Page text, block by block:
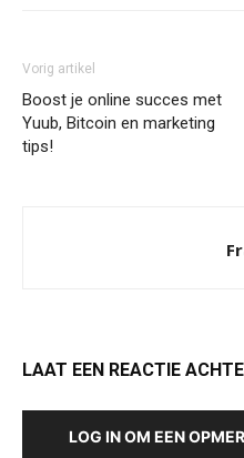
Vorig artikel
Boost je online succes met
Yuub, Bitcoin en marketing
tips!
LAAT EEN REACTIE
LOG IN OM EEN